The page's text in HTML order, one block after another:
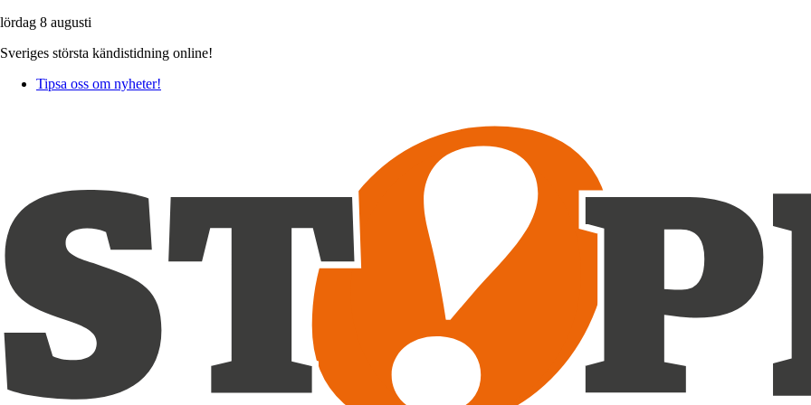
lördag 8 augusti
Sveriges största kändistidning online!
Tipsa oss om nyheter!